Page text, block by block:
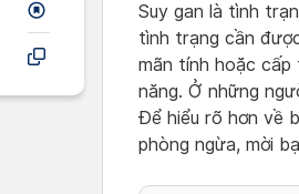
Suy gan là tình
tình trạng cần
mãn tính hoặc cấp
năng. Ở những
Để hiểu rõ hơn về
phòng ngừa, mời